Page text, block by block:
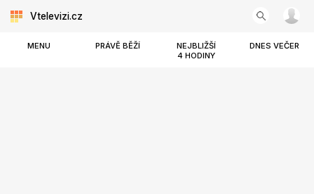
Vtelevizi.cz
MENU PRÁVĚ BĚŽÍ
NEJBLIŽŠÍ
4 HODINY
DNES VEČER